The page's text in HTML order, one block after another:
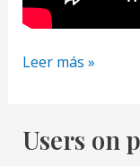
Como
Playa
Tropical
Leer más »
Users on